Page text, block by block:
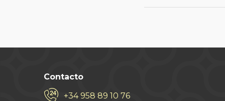
Contacto
+34 958 89 10 76